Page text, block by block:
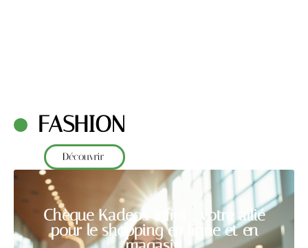
FASHION
Découvrir
Chèque Kadeos Infini : votre allié
pour le shopping en ligne et en